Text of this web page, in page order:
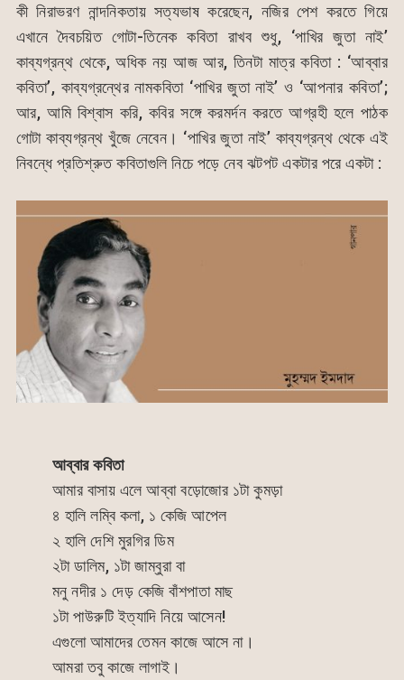
কী নিরাভরণ নান্দনিকতায় সত্যভাষ করেছেন, নজির পেশ করতে গিয়ে
এখানে দৈবচয়িত গোটা-তিনেক কবিতা রাখব শুধু, ‘পাখির জুতা নাই’
কাব্যগ্রন্থ থেকে, অধিক নয় আজ আর, তিনটা মাত্র কবিতা : ‘আব্বার
কবিতা’, কাব্যগ্রন্থের নামকবিতা ‘পাখির জুতা নাই’ ও ‘আপনার কবিতা’;
আর, আমি বিশ্বাস করি, কবির সঙ্গে করমর্দন করতে আগ্রহী হলে পাঠক
গোটা কাব্যগ্রন্থ খুঁজে নেবেন। ‘পাখির জুতা নাই’ কাব্যগ্রন্থ থেকে এই
নিবন্ধে প্রতিশ্রুত কবিতাগুলি নিচে পড়ে নেব ঝটপট একটার পরে একটা :
আব্বার কবিতা
আমার বাসায় এলে আব্বা বড়োজোর ১টা কুমড়া
৪ হালি লম্বি কলা, ১ কেজি আপেল
২ হালি দেশি মুরগির ডিম
২টা ডালিম, ১টা জাম্বুরা বা
মনু নদীর ১ দেড় কেজি বাঁশপাতা মাছ
১টা পাউরুটি ইত্যাদি নিয়ে আসেন!
এগুলো আমাদের তেমন কাজে আসে না।
আমরা তবু কাজে লাগাই।